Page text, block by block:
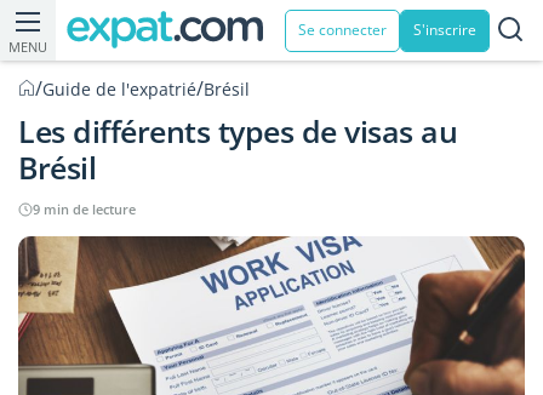
MENU
Se connecter S'inscrire
/Guide de l'expatrié/Brésil
Les différents types de visas au
Brésil
9 min de lecture